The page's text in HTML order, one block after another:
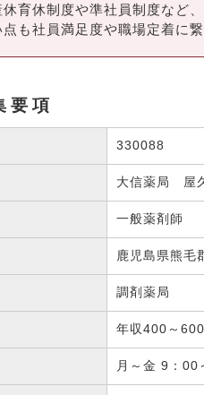
休育休制度や準社員制度など
点も社員満足度や職場定着に繋
要項
330088
大信薬局 屋
一般薬剤師
鹿児島県熊毛
調剤薬局
年収400～
月～金 9：00